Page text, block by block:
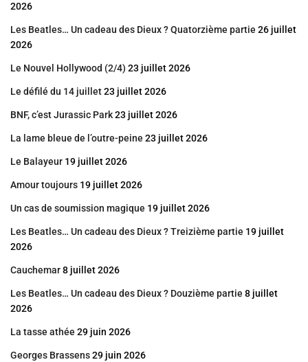
2026
Les Beatles… Un cadeau des Dieux ? Quatorzième partie 26 juillet
2026
Le Nouvel Hollywood (2/4) 23 juillet 2026
Le défilé du 14 juillet23 juillet 2026
BNF, c’est Jurassic Park23 juillet 2026
La lame bleue de l’outre-peine 23 juillet 2026
Le Balayeur 19 juillet 2026
Amour toujours 19 juillet 2026
Un cas de soumission magique 19 juillet 2026
Les Beatles… Un cadeau des Dieux ? Treizième partie 19 juillet
2026
Cauchemar8 juillet 2026
Les Beatles… Un cadeau des Dieux ? Douzième partie 8 juillet
2026
La tasse athée 29 juin 2026
Georges Brassens29 juin 2026